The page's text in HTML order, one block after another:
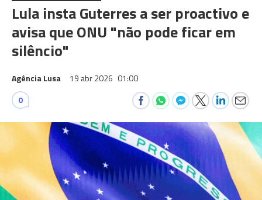
Lula insta Guterres a ser proactivo e
avisa que ONU "não pode ficar em
silêncio"
Agência Lusa 19 abr 2026 01:00
0